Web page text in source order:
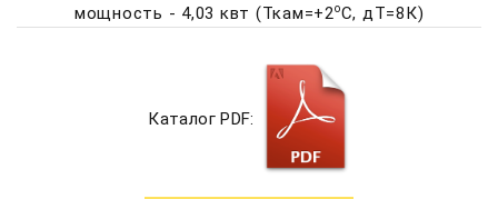
мощность - 4,03 квт (Ткам=+2оC, дТ=8К)
Каталог PDF: